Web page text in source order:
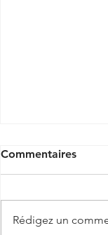
Commentaires
Rédigez un